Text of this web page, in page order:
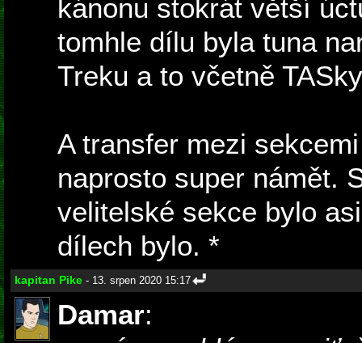
kánonu stokrát větší
tomhle dílu byla tuna
Treku a to včetně
A transfer mezi
naprosto super námět.
velitelské sekce bylo
dílech bylo. *
kapitan Pike - 13. srpen 2020 15:17
Damar: